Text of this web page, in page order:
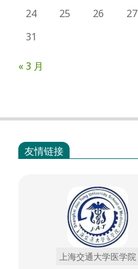
24 25 26 27
31
« 3 月
友情链接
上海交通大学医学院